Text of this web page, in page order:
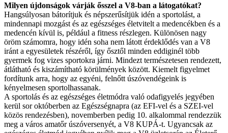
Milyen újdonságok várják ősszel a V8-ban a látogatókat?
Hangsúlyosan bátorítjuk és népszerűsítjük idén a sportolást, a
mindennapi mozgást és az egészséges életvitelt a medencékben és a
medencén kívül is, például a fitness részlegen. Különösen nagy
öröm számomra, hogy idén soha nem látott érdeklődés van a V8
iránt a egyesületek részéről, így ősztől minden eddiginél több
gyermek fog vizes sportokra járni. Mindezt természetesen rendezett,
átlátható és kiszámítható körülmények között. Kiemelt figyelmet
fordítunk arra, hogy az egyéni, felnőtt úszóvendégeink is
kényelmesen sportolhassanak.
A sportolás és az egészséges életmódra való odafigyelés jegyében
kerül sor októberben az Egészségnapra (az EFI-vel és a SZEI-vel
közös rendezésben), novemberben pedig 10. alkalommal rendezzük
meg a város amatőr úszóversenyét, a V8 KUPÁ-t. Ugyancsak az